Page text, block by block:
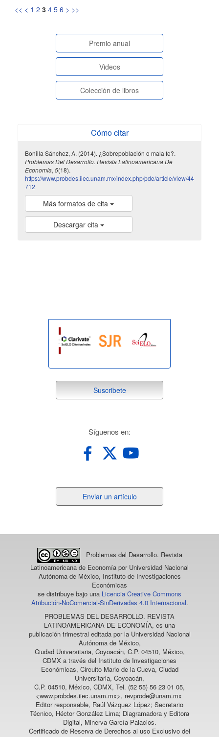
<< < 1 2 3 4 5 6 > >>
paginasespeciales
Premio anual
Videos
Colección de libros
Cómo citar
Bonilla Sánchez, A. (2014). ¿Sobrepoblación o mala fe?.
Problemas Del Desarrollo. Revista Latinoamericana De
Economía, 5(18).
https://www.probdes.iiec.unam.mx/index.php/pde/article/view/44
712
Más formatos de cita
Descargar cita
suscribete
Suscribete
Síguenos en:
un
Enviar un artículo
Problemas del Desarrollo. Revista
Latinoamericana de Economía por Universidad Nacional
Autónoma de México, Instituto de Investigaciones
Económicas
se distribuye bajo una Licencia Creative Commons
Atribución-NoComercial-SinDerivadas 4.0 Internacional.
PROBLEMAS DEL DESARROLLO. REVISTA
LATINOAMERICANA DE ECONOMÍA, es una
publicación trimestral editada por la Universidad Nacional
Autónoma de México,
Ciudad Universitaria, Coyoacán, C.P. 04510, México,
CDMX a través del Instituto de Investigaciones
Económicas, Circuito Mario de la Cueva, Ciudad
Universitaria, Coyoacán,
C.P. 04510, México, CDMX, Tel. (52 55) 56 23 01 05,
<www.probdes.iiec.unam.mx>, revprode@unam.mx
Editor responsable, Raúl Vázquez López; Secretario
Técnico, Héctor González Lima; Diagramadora y Editora
Digital, Minerva García Palacios.
Certificado de Reserva de Derechos al uso Exclusivo del